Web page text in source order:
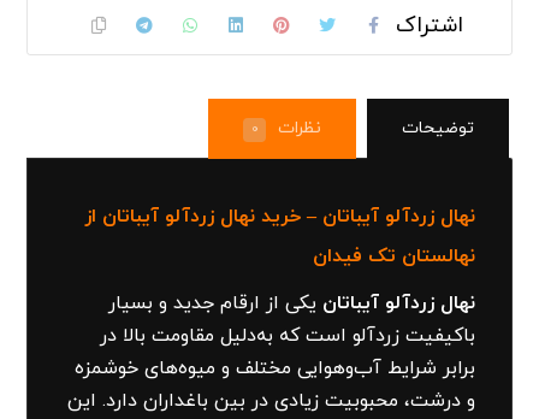
توضیحات نظرات 0
نهال زردآلو آیباتان – خرید نهال زردآلو آیباتان از
نهالستان تک فیدان
نهال زردآلو آیباتان یکی از ارقام جدید و بسیار
باکیفیت زردآلو است که به‌دلیل مقاومت بالا در
برابر شرایط آب‌وهوایی مختلف و میوه‌های خوشمزه
و درشت، محبوبیت زیادی در بین باغداران دارد. این